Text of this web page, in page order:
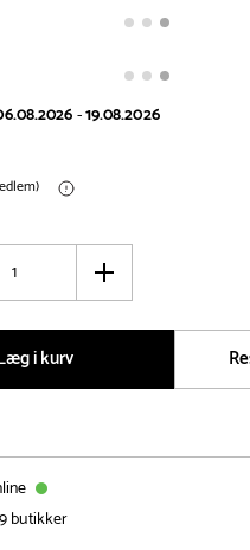
-19.08.2026
Øg
i kurv
butikker